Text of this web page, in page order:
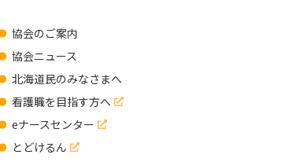
協会のご案内
協会ニュース
北海道民のみなさまへ
看護職を目指す方へ
eナースセンター
とどけるん